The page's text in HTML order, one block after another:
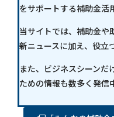
をサポートする補助金活
当サイトでは、補助金や
新ニュースに加え、役立
また、ビジネスシーンだ
ための情報も数多く発信